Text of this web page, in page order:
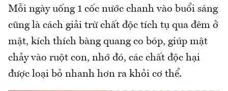
Mỗi ngày uống 1 cốc nước chanh vào buổi sáng
cũng là cách giải trừ chất độc tích tụ qua đêm ở
mật, kích thích bàng quang co bóp, giúp mật
chảy vào ruột con, nhớ đó, các chất độc hại
được loại bỏ nhanh hơn ra khỏi cơ thể.